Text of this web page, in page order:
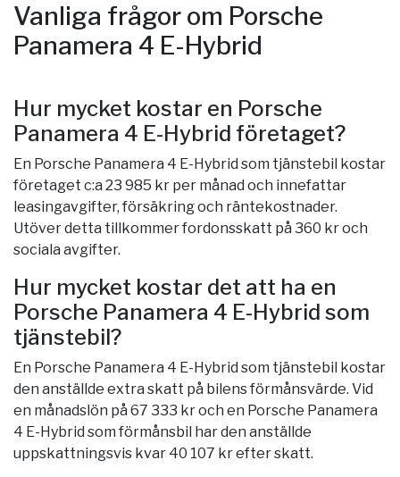
Vanliga frågor om Porsche
Panamera 4 E-Hybrid
Hur mycket kostar en Porsche
Panamera 4 E-Hybrid företaget?
En Porsche Panamera 4 E-Hybrid som tjänstebil kostar
företaget c:a 23 985 kr per månad och innefattar
leasingavgifter, försäkring och räntekostnader.
Utöver detta tillkommer fordonsskatt på 360 kr och
sociala avgifter.
Hur mycket kostar det att ha en
Porsche Panamera 4 E-Hybrid som
tjänstebil?
En Porsche Panamera 4 E-Hybrid som tjänstebil kostar
den anställde extra skatt på bilens förmånsvärde. Vid
en månadslön på 67 333 kr och en Porsche Panamera
4 E-Hybrid som förmånsbil har den anställde
uppskattningsvis kvar 40 107 kr efter skatt.